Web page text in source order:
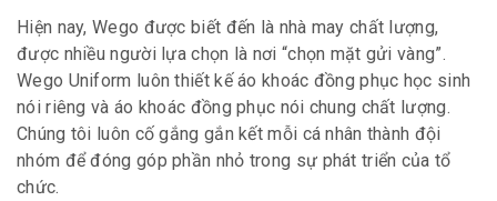
Hiện nay, Wego được biết đến là nhà may chất lượng,
được nhiều người lựa chọn là nơi “chọn mặt gửi vàng”.
Wego Uniform luôn thiết kế áo khoác đồng phục học sinh
nói riêng và áo khoác đồng phục nói chung chất lượng.
Chúng tôi luôn cố gắng gắn kết mỗi cá nhân thành đội
nhóm để đóng góp phần nhỏ trong sự phát triển của tổ
chức.